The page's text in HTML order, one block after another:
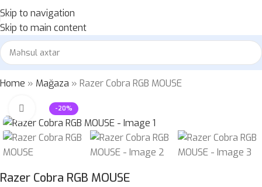
Skip to navigation
Skip to main content
Home » Mağaza » Razer Cobra RGB MOUSE
-20%
Böyütmək üçün klikləyin
Razer Cobra RGB MOUSE